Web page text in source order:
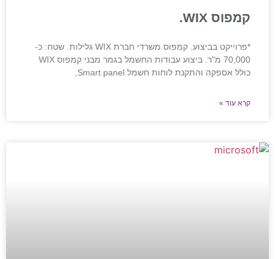
קמפוס WIX.
*פרוייקט בביצוע. קמפוס משרדי חברת WIX גלילות. שטח: כ-
70,000 מ"ר. ביצוע עבודות החשמל בגמר מבני קמפוס WIX
כולל אספקה והתקנת לוחות חשמל Smart panel,
קרא עוד »